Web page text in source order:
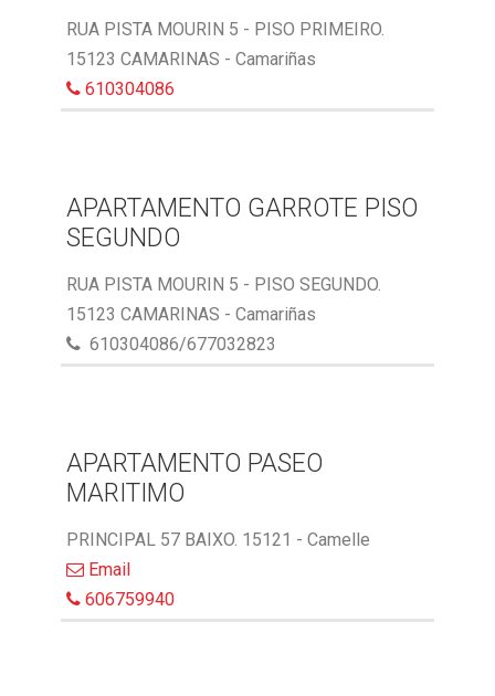
RUA PISTA MOURIN 5 - PISO PRIMEIRO.
15123 CAMARINAS - Camariñas
610304086
APARTAMENTO GARROTE PISO
SEGUNDO
RUA PISTA MOURIN 5 - PISO SEGUNDO.
15123 CAMARINAS - Camariñas
610304086/677032823
APARTAMENTO PASEO
MARITIMO
PRINCIPAL 57 BAIXO. 15121 - Camelle
Email
606759940